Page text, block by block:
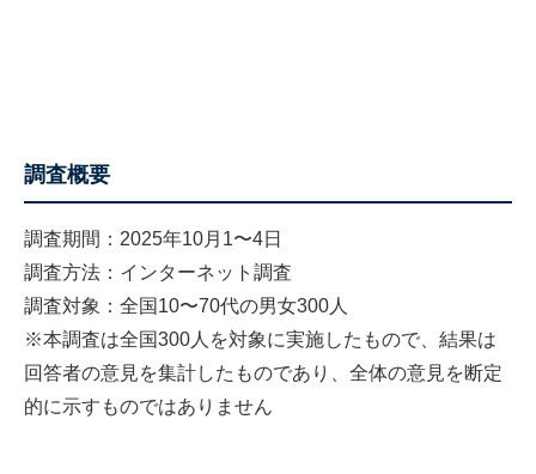
調査概要
調査期間：2025年10月1〜4日
調査方法：インターネット調査
調査対象：全国10〜70代の男女300人
※本調査は全国300人を対象に実施したもので、結果は
回答者の意見を集計したものであり、全体の意見を断定
的に示すものではありません